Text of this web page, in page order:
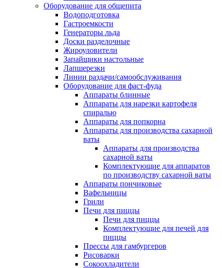
Оборудование для общепита
Водоподготовка
Гастроемкости
Генераторы льда
Доски разделочные
Жироуловители
Запайщики настольные
Лапшерезки
Линии раздачи/самообслуживания
Оборудование для фаст-фуда
Аппараты блинные
Аппараты для нарезки картофеля
спиралью
Аппараты для попкорна
Аппараты для производства сахарной
ваты
Аппараты для производства
сахарной ваты
Комплектующие для аппаратов
по производству сахарной ваты
Аппараты пончиковые
Вафельницы
Грили
Печи для пиццы
Печи для пиццы
Комплектующие для печей для
пиццы
Прессы для гамбургеров
Рисоварки
Сокоохладители